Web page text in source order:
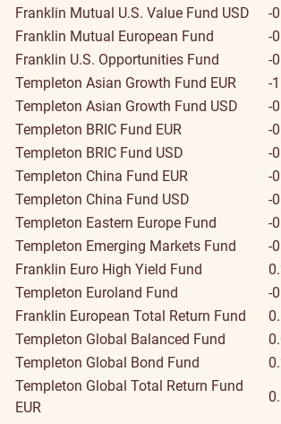
Franklin Mutual U.S. Value Fund USD
-
Franklin Mutual European Fund
-
Franklin U.S. Opportunities Fund
-
Templeton Asian Growth Fund EUR
-
Templeton Asian Growth Fund USD
-
Templeton BRIC Fund EUR
-
Templeton BRIC Fund USD
-
Templeton China Fund EUR
-
Templeton China Fund USD
-
Templeton Eastern Europe Fund
-
Templeton Emerging Markets Fund
-
Franklin Euro High Yield Fund
Templeton Euroland Fund
-
Franklin European Total Return Fund
Templeton Global Balanced Fund
Templeton Global Bond Fund
Templeton Global Total Return Fund
EUR